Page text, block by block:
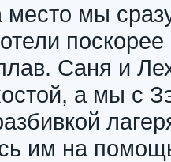
мы
Саня и
а мы с
им на